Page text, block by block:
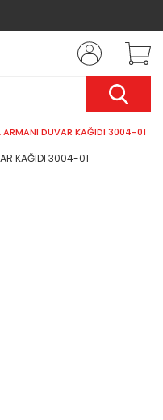
ARMANI DUVAR KAĞIDI 3004-01